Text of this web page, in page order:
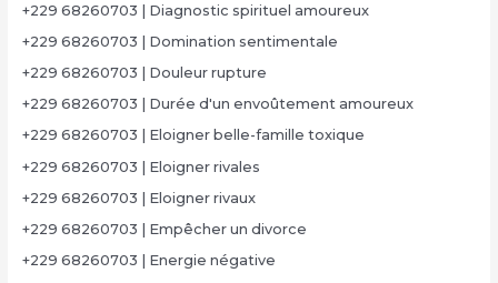
+229 68260703 | Diagnostic spirituel amoureux
+229 68260703 | Domination sentimentale
+229 68260703 | Douleur rupture
+229 68260703 | Durée d'un envoûtement amoureux
+229 68260703 | Eloigner belle-famille toxique
+229 68260703 | Eloigner rivales
+229 68260703 | Eloigner rivaux
+229 68260703 | Empêcher un divorce
+229 68260703 | Energie négative